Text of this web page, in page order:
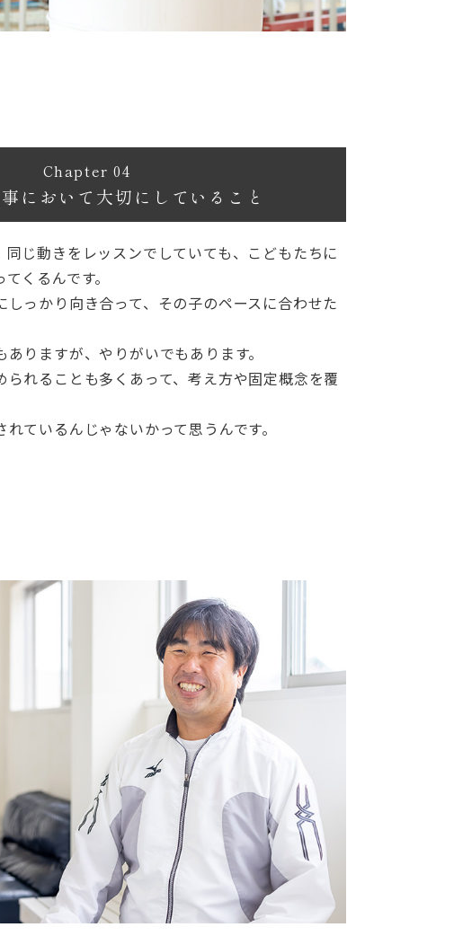
Chapter 04
において 大切にしていること
じ動きをレッスンでしていても、こどもたちに
くるんです。
っかり向き合って、その子のペースに合わせた
りますが、やりがいでもあります。
れることも多くあって、考え方や固定概念を覆
ているんじゃないかって思うんです。